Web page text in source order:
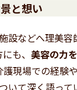
と想い
設などへ理美
にも、美容の力
現場での経験
て深く語って